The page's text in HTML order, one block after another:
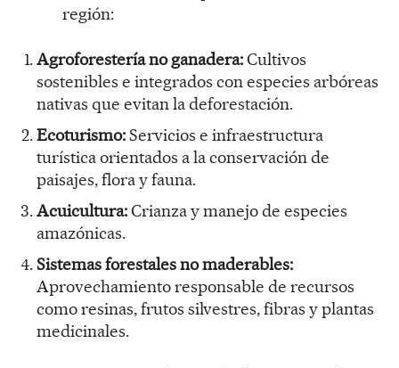
región:
Agroforestería no ganadera:Cultivos
sostenibles e integrados con especies arbóreas
nativas que evitan la deforestación.
Ecoturismo:Servicios e infraestructura
turística orientados a la conservación de
paisajes, flora y fauna.
Acuicultura:Crianza y manejo de especies
amazónicas.
Sistemas forestales no maderables:
Aprovechamiento responsable de recursos
como resinas, frutos silvestres, fibras y plantas
medicinales.